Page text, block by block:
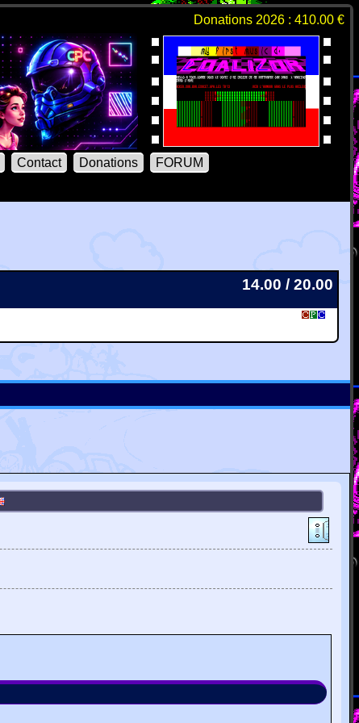
Donations 2026 : 410.00 €
Contact Donations
FORUM
14.00 / 20.00